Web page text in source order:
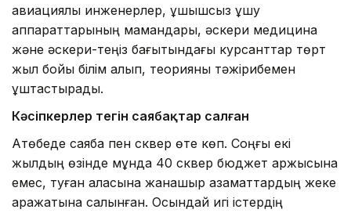
авиациялық инженерлер, ұшқышсыз ұшу
аппараттарының мамандары, әскери медицина
және әскери-теңіз бағытындағы курсанттар төрт
жыл бойы білім алып, теорияны тәжірибемен
ұштастырады.
Кәсіпкерлер тегін саябақтар салған
Ақтөбеде саябақ пен сквер өте көп. Соңғы екі
жылдың өзінде мұнда 40 сквер бюджет қаржысына
емес, туған қаласына жанашыр азаматтардың жеке
қаражатына салынған. Осындай игі істердің